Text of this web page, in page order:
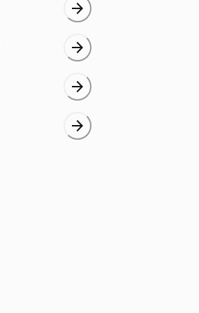
arrow_forward
arrow_forward
arrow_forward
arrow_forward